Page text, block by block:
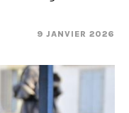
9 JANVIER 2026